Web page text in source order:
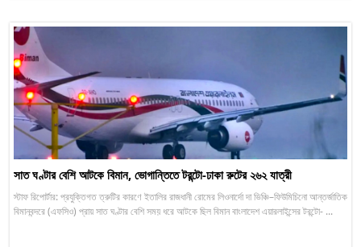
সাত ঘণ্টার বেশি আটকে বিমান, ভোগান্তিতে টরন্টো-ঢাকা রুটের ২৬২ যাত্রী
স্টাফ রিপোর্টার: প্রযুক্তিগত ত্রুটির কারণে ইতালির রাজধানী রোমের লিওনার্দো দা ভিঞ্চি–ফিউমিচিনো আন্তর্জাতিক
বিমানবন্দরে (এফসিও) প্রায় সাত ঘণ্টার বেশি সময় ধরে আটকে ছিল বিমান বাংলাদেশ এয়ারলাইন্সের টরন্টো- ...